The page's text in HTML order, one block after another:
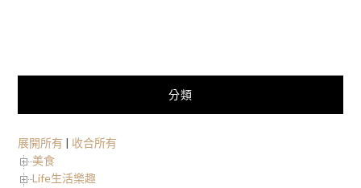
分類
展開所有 | 收合所有
美食
Life生活樂趣